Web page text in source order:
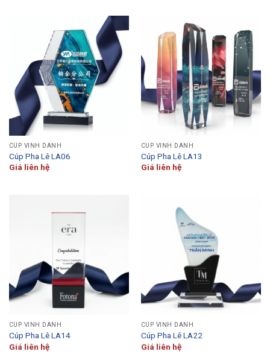
CÚP VINH DANH
Cúp Pha Lê LA06
Giá liên hệ
CÚP VINH DANH
Cúp Pha Lê LA13
Giá liên hệ
CÚP VINH DANH
Cúp Pha Lê LA14
Giá liên hệ
CÚP VINH DANH
Cúp Pha Lê LA22
Giá liên hệ